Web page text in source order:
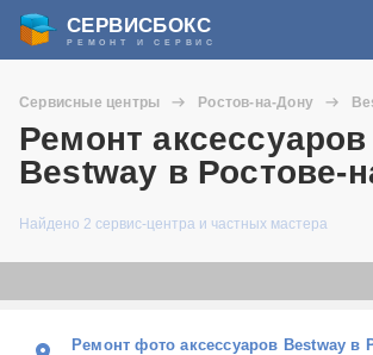
СЕРВИСБОКС
РЕМОНТ И СЕРВИС
Я забыл пароль
СЕРВИСЫ И МАСТЕРА
Сервисные центры Ростов-на-Дону
Аксессуары
Ремонт аксессуаров
Bestway в Ростове-
Найдено 2 сервис-центра и частных мастера
Ремонт фото аксессуаров Bestway в